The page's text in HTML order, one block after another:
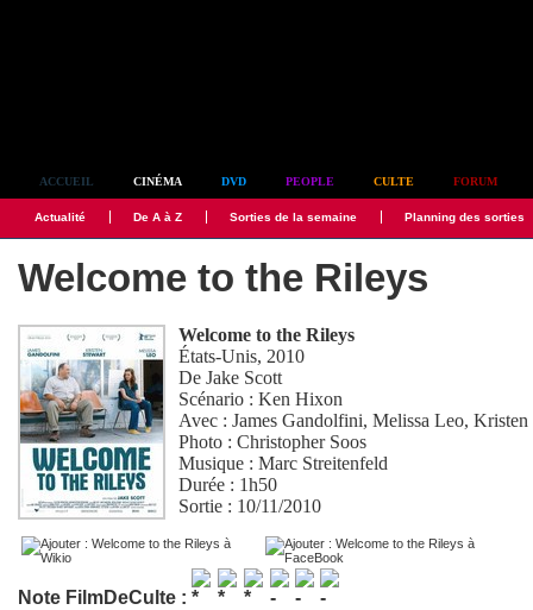
ACCUEIL CINÉMA DVD PEOPLE CULTE FORUM
Actualité De A à Z Sorties de la semaine Planning des sorties
Welcome to the Rileys
Welcome to the Rileys
États-Unis, 2010
DeJake Scott
Scénario :Ken Hixon
Avec :James Gandolfini,Melissa Leo,Kristen
Photo :Christopher Soos
Musique :Marc Streitenfeld
Durée : 1h50
Sortie : 10/11/2010
Note FilmDeCulte :